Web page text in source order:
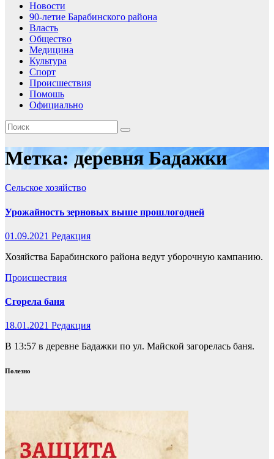
Новости
90-летие Барабинского района
Власть
Общество
Медицина
Культура
Спорт
Происшествия
Помошь
Официально
Метка:деревня Бадажки
Сельское хозяйство
Урожайность зерновых выше прошлогодней
01.09.2021 Редакция
Хозяйства Барабинского района ведут уборочную кампанию.
Происшествия
Сгорела баня
18.01.2021 Редакция
В 13:57 в деревне Бадажки по ул. Майской загорелась баня.
Полезно